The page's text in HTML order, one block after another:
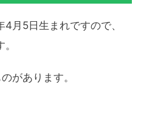
月5日生まれですので、
があります。